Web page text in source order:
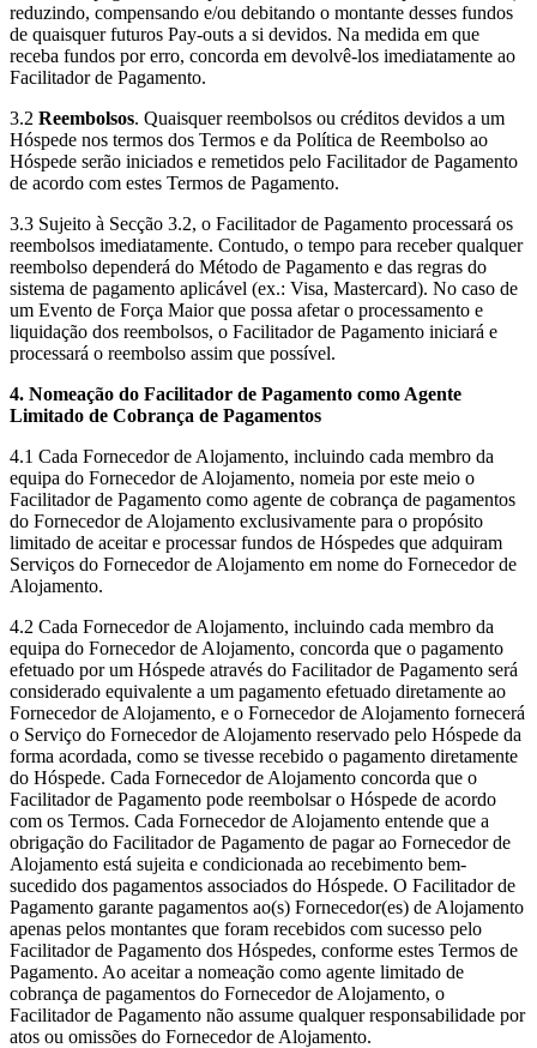
reduzindo, compensando e/ou debitando o montante desses fundos
de quaisquer futuros Pay-outs a si devidos. Na medida em que
receba fundos por erro, concorda em devolvê-los imediatamente ao
Facilitador de Pagamento.
3.2 Reembolsos. Quaisquer reembolsos ou créditos devidos a um
Hóspede nos termos dos Termos e da Política de Reembolso ao
Hóspede serão iniciados e remetidos pelo Facilitador de Pagamento
de acordo com estes Termos de Pagamento.
3.3 Sujeito à Secção 3.2, o Facilitador de Pagamento processará os
reembolsos imediatamente. Contudo, o tempo para receber qualquer
reembolso dependerá do Método de Pagamento e das regras do
sistema de pagamento aplicável (ex.: Visa, Mastercard). No caso de
um Evento de Força Maior que possa afetar o processamento e
liquidação dos reembolsos, o Facilitador de Pagamento iniciará e
processará o reembolso assim que possível.
4. Nomeação do Facilitador de Pagamento como Agente
Limitado de Cobrança de Pagamentos
4.1 Cada Fornecedor de Alojamento, incluindo cada membro da
equipa do Fornecedor de Alojamento, nomeia por este meio o
Facilitador de Pagamento como agente de cobrança de pagamentos
do Fornecedor de Alojamento exclusivamente para o propósito
limitado de aceitar e processar fundos de Hóspedes que adquiram
Serviços do Fornecedor de Alojamento em nome do Fornecedor de
Alojamento.
4.2 Cada Fornecedor de Alojamento, incluindo cada membro da
equipa do Fornecedor de Alojamento, concorda que o pagamento
efetuado por um Hóspede através do Facilitador de Pagamento será
considerado equivalente a um pagamento efetuado diretamente ao
Fornecedor de Alojamento, e o Fornecedor de Alojamento fornecerá
o Serviço do Fornecedor de Alojamento reservado pelo Hóspede da
forma acordada, como se tivesse recebido o pagamento diretamente
do Hóspede. Cada Fornecedor de Alojamento concorda que o
Facilitador de Pagamento pode reembolsar o Hóspede de acordo
com os Termos. Cada Fornecedor de Alojamento entende que a
obrigação do Facilitador de Pagamento de pagar ao Fornecedor de
Alojamento está sujeita e condicionada ao recebimento bem-
sucedido dos pagamentos associados do Hóspede. O Facilitador de
Pagamento garante pagamentos ao(s) Fornecedor(es) de Alojamento
apenas pelos montantes que foram recebidos com sucesso pelo
Facilitador de Pagamento dos Hóspedes, conforme estes Termos de
Pagamento. Ao aceitar a nomeação como agente limitado de
cobrança de pagamentos do Fornecedor de Alojamento, o
Facilitador de Pagamento não assume qualquer responsabilidade por
atos ou omissões do Fornecedor de Alojamento.